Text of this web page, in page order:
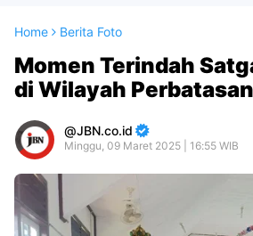
Home Berita Foto
Momen Terindah
di Wilayah
JBN.co.id
Minggu, 09 Maret 2025 | 16:55 WIB